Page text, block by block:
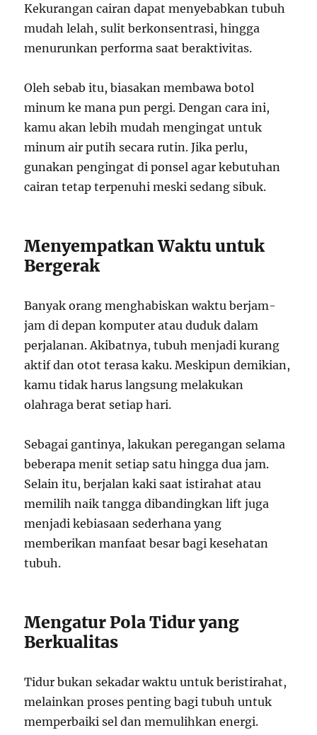
Kekurangan cairan dapat menyebabkan tubuh
mudah lelah, sulit berkonsentrasi, hingga
menurunkan performa saat beraktivitas.
Oleh sebab itu, biasakan membawa botol
minum ke mana pun pergi. Dengan cara ini,
kamu akan lebih mudah mengingat untuk
minum air putih secara rutin. Jika perlu,
gunakan pengingat di ponsel agar kebutuhan
cairan tetap terpenuhi meski sedang sibuk.
Menyempatkan Waktu untuk
Bergerak
Banyak orang menghabiskan waktu berjam-
jam di depan komputer atau duduk dalam
perjalanan. Akibatnya, tubuh menjadi kurang
aktif dan otot terasa kaku. Meskipun demikian,
kamu tidak harus langsung melakukan
olahraga berat setiap hari.
Sebagai gantinya, lakukan peregangan selama
beberapa menit setiap satu hingga dua jam.
Selain itu, berjalan kaki saat istirahat atau
memilih naik tangga dibandingkan lift juga
menjadi kebiasaan sederhana yang
memberikan manfaat besar bagi kesehatan
tubuh.
Mengatur Pola Tidur yang
Berkualitas
Tidur bukan sekadar waktu untuk beristirahat,
melainkan proses penting bagi tubuh untuk
memperbaiki sel dan memulihkan energi.